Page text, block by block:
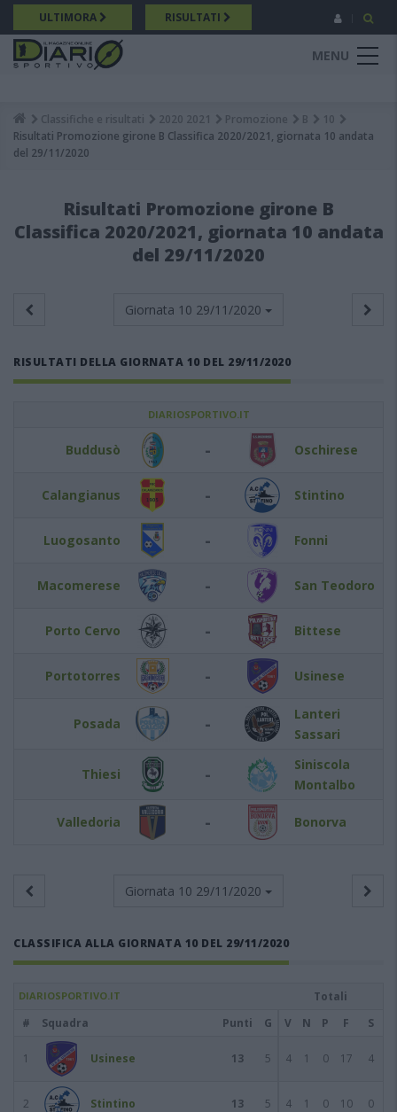
Salta
al
contenuto
principale
ULTIMORA RISULTATI
MENU
Breadcrumb
Classifiche e risultati 2020 2021 Promozione B
10
Risultati Promozione girone B Classifica 2020/2021, giornata 10 andata
del 29/11/2020
Risultati Promozione girone B
Classifica 2020/2021, giornata 10 andata
del 29/11/2020
Giornata 10 29/11/2020
RISULTATI DELLA GIORNATA 10 DEL 29/11/2020
DIARIOSPORTIVO.IT
Buddusò - Oschirese
Calangianus - Stintino
Luogosanto - Fonni
Macomerese - San Teodoro
Porto Cervo - Bittese
Portotorres - Usinese
Posada -
Lanteri
Sassari
Thiesi -
Siniscola
Montalbo
Valledoria - Bonorva
Giornata 10 29/11/2020
CLASSIFICA ALLA GIORNATA 10 DEL 29/11/2020
DIARIOSPORTIVO.IT
Totali
#
Squadra Punti G V N P F S
1 Usinese 13 5 4 1 0 17 4
2 Stintino 13 5 4 1 0 10 0